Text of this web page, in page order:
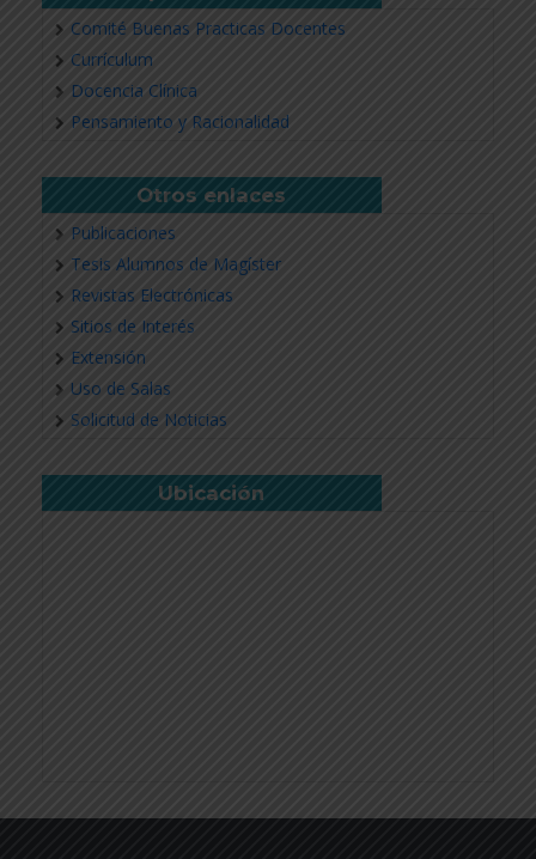
Comité Buenas Practicas Docentes
Currículum
Docencia Clínica
Pensamiento y Racionalidad
Otros enlaces
Publicaciones
Tesis Alumnos de Magíster
Revistas Electrónicas
Sitios de Interés
Extensión
Uso de Salas
Solicitud de Noticias
Ubicación
Revisar más información